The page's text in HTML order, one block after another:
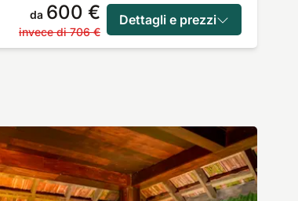
da 600 €
invece di 706 €
Dettagli e prezzi